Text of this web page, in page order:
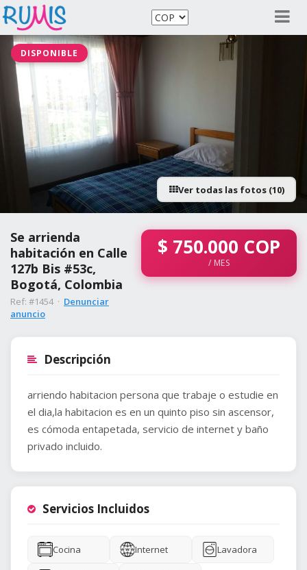
DISPONIBLE
Ver todas las fotos (10)
Se arrienda
habitación en Calle
127b Bis #53c,
Bogotá, Colombia
Ref: #1454 · Denunciar
anuncio
$ 750.000 COP
/ MES
Descripción
arriendo habitacion persona que trabaje o estudie en
el dia,la habitacion es en un quinto piso sin ascensor,
es cómoda entapetada, servicio de internet y baño
privado incluido.
Servicios Incluidos
Cocina Internet Lavadora